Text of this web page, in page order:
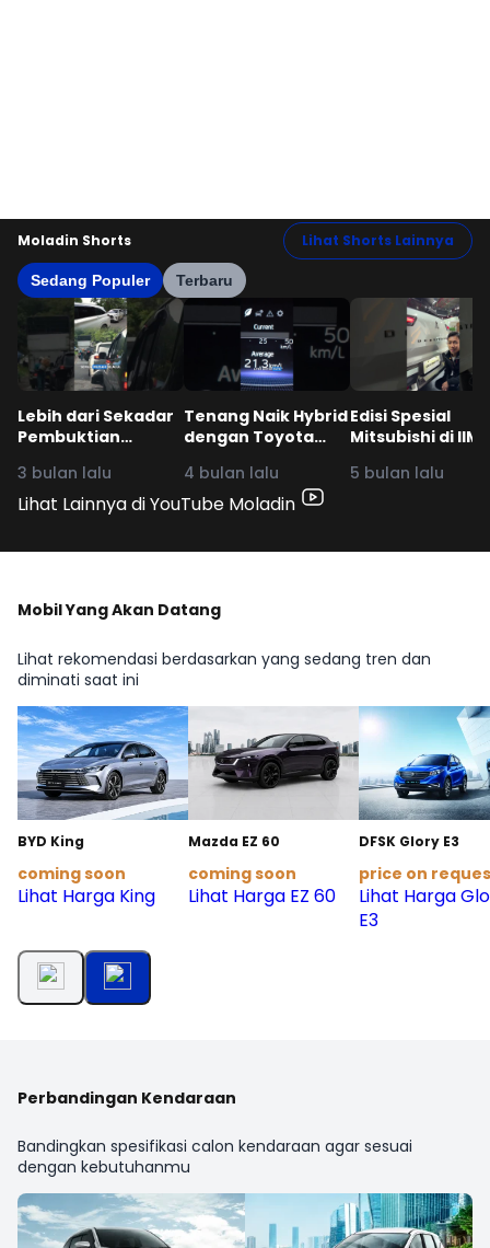
Moladin Shorts Lihat Shorts Lainnya
Sedang Populer Terbaru
Lebih dari Sekadar
Pembuktian
Ketangguhan, dan
Kehandalan!
#ToyotaVelozHybridEV
3 bulan lalu
Tenang Naik Hybrid
dengan Toyota
#ToyotaVelozHybridEV
4 bulan lalu
Edisi Spesial
Mitsubishi di IIMS
Mana?
5 bulan lalu
Lihat Lainnya di YouTube Moladin
Mobil Yang Akan Datang
Lihat rekomendasi berdasarkan yang sedang tren dan
diminati saat ini
BYD King
coming soon
Lihat Harga King
Mazda EZ 60
coming soon
Lihat Harga EZ 60
DFSK Glory E3
price on
Lihat Harga
E3
Perbandingan Kendaraan
Bandingkan spesifikasi calon kendaraan agar sesuai
dengan kebutuhanmu